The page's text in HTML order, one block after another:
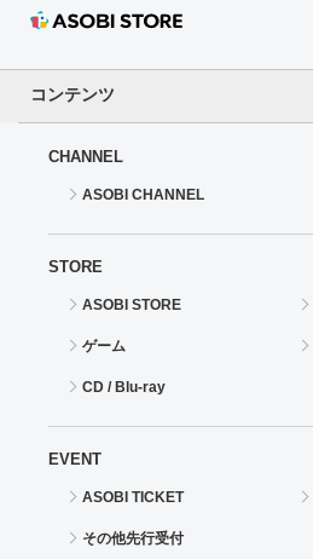
コンテンツ
CHANNEL
ASOBI CHANNEL
STORE
ASOBI STORE
ゲーム
CD / Blu-ray
EVENT
ASOBI TICKET
その他先行受付